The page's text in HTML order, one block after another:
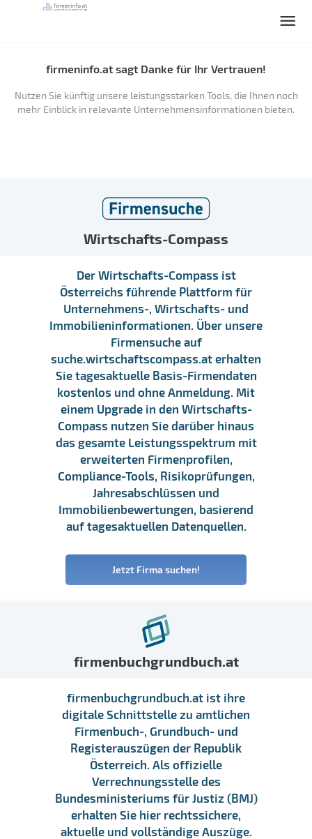
firmeninfo.at sagt Danke für Ihr Vertrauen!
Nutzen Sie künftig unsere leistungsstarken Tools, die Ihnen noch
mehr Einblick in relevante Unternehmensinformationen bieten.
Wirtschafts-Compass
Der Wirtschafts-Compass ist
Österreichs führende Plattform für
Unternehmens-, Wirtschafts- und
Immobilieninformationen. Über unsere
Firmensuche auf
suche.wirtschaftscompass.at erhalten
Sie tagesaktuelle Basis-Firmendaten
kostenlos und ohne Anmeldung. Mit
einem Upgrade in den Wirtschafts-
Compass nutzen Sie darüber hinaus
das gesamte Leistungsspektrum mit
erweiterten Firmenprofilen,
Compliance-Tools, Risikoprüfungen,
Jahresabschlüssen und
Immobilienbewertungen, basierend
auf tagesaktuellen Datenquellen.
Jetzt Firma suchen!
firmenbuchgrundbuch.at
firmenbuchgrundbuch.at ist ihre
digitale Schnittstelle zu amtlichen
Firmenbuch-, Grundbuch- und
Registerauszügen der Republik
Österreich. Als offizielle
Verrechnungsstelle des
Bundesministeriums für Justiz (BMJ)
erhalten Sie hier rechtssichere,
aktuelle und vollständige Auszüge.